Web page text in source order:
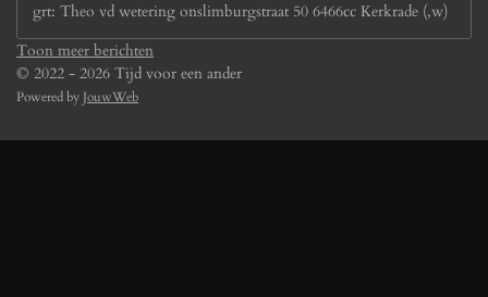
grt: Theo vd wetering onslimburgstraat 50 6466cc Kerkrade (,w)
Toon meer berichten
© 2022 - 2026 Tijd voor een ander
Powered by JouwWeb